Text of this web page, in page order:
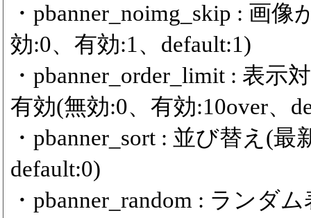
・pbanner_noimg_skip : 画
効:0、有効:1、default:1)
・pbanner_order_limit : 表
有効(無効:0、有効:10over、
・pbanner_sort : 並び替え(
default:0)
・pbanner_random : ランダ